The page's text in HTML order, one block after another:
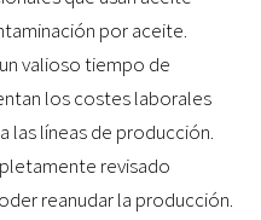
por aceite.
valioso tiempo de
los costes laborales
las líneas de producción.
revisado
reanudar la producción.